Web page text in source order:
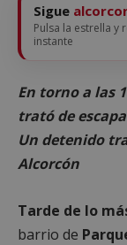
Sigue
Pulsa la estrella y
instante
En torno a las
trató de
Un detenido
Alcorcón
Tarde de lo
barrio de